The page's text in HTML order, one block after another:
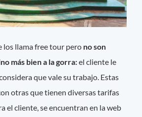
los llama free tour pero no son
más bien a la gorra:el cliente le
que vale su trabajo. Estas
otras que tienen diversas tarifas
el cliente, se encuentran en la web